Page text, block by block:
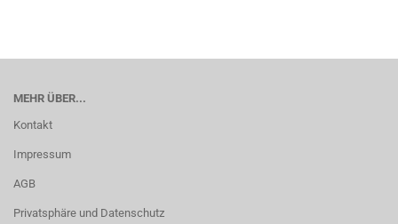
MEHR ÜBER...
Kontakt
Impressum
AGB
Privatsphäre und Datenschutz